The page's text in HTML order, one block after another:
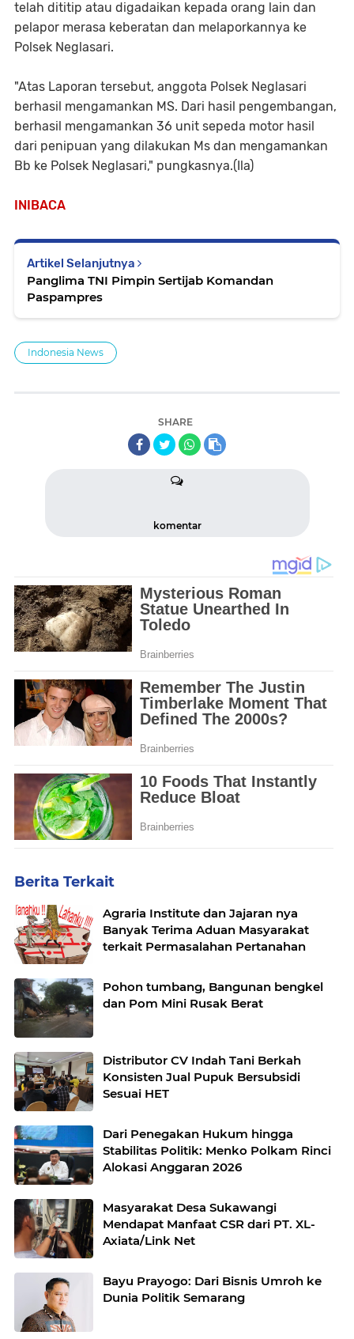
telah dititip atau digadaikan kepada orang lain dan
pelapor merasa keberatan dan melaporkannya ke
Polsek Neglasari.
"Atas Laporan tersebut, anggota Polsek Neglasari
berhasil mengamankan MS. Dari hasil pengembangan,
berhasil mengamankan 36 unit sepeda motor hasil
dari penipuan yang dilakukan Ms dan mengamankan
Bb ke Polsek Neglasari," pungkasnya.(Ila)
INIBACA
Artikel Selanjutnya
Panglima TNI Pimpin Sertijab Komandan
Paspampres
Indonesia News
SHARE
komentar
Berita Terkait
Agraria Institute dan Jajaran nya
Banyak Terima Aduan Masyarakat
terkait Permasalahan Pertanahan
Pohon tumbang, Bangunan bengkel
dan Pom Mini Rusak Berat
Distributor CV Indah Tani Berkah
Konsisten Jual Pupuk Bersubsidi
Sesuai HET
Dari Penegakan Hukum hingga
Stabilitas Politik: Menko Polkam Rinci
Alokasi Anggaran 2026
Masyarakat Desa Sukawangi
Mendapat Manfaat CSR dari PT. XL-
Axiata/Link Net
Bayu Prayogo: Dari Bisnis Umroh ke
Dunia Politik Semarang